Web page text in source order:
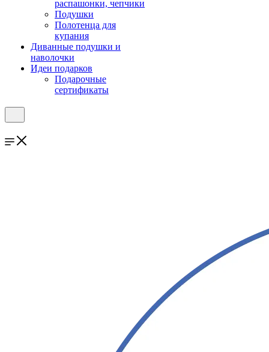
распашонки, чепчики
Подушки
Полотенца для
купания
Диванные подушки и
наволочки
Идеи подарков
Подарочные
сертификаты